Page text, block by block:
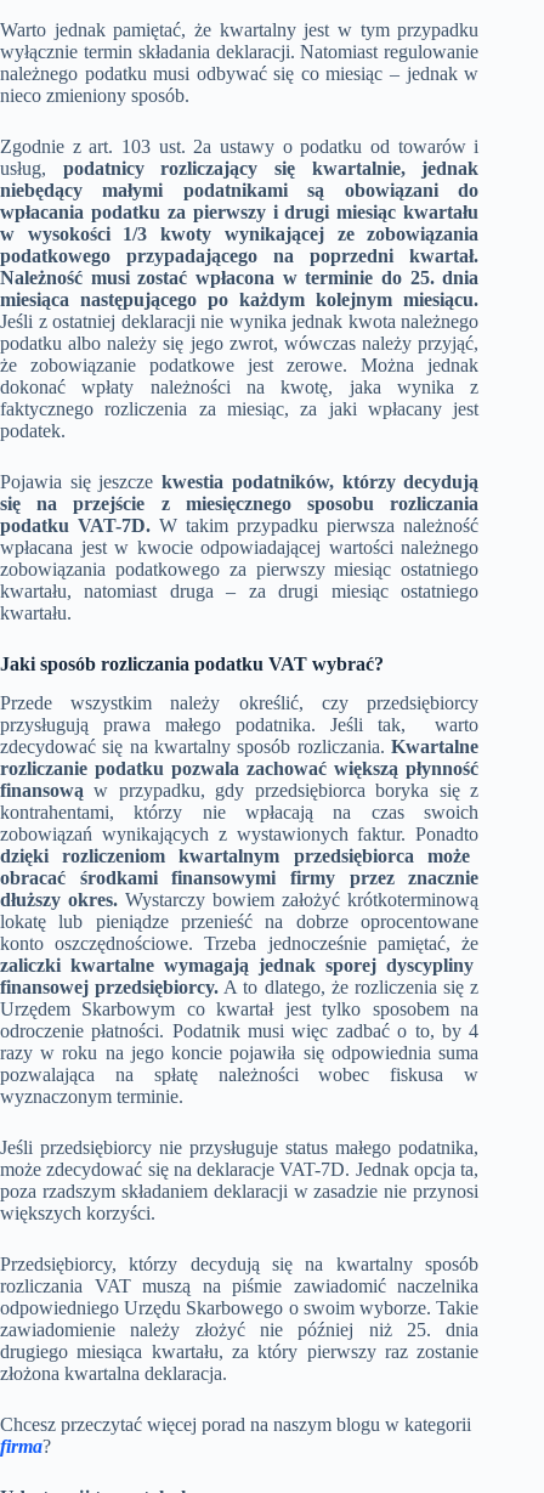
Warto jednak pamiętać, że kwartalny jest w tym przypadku
wyłącznie termin składania deklaracji. Natomiast regulowanie
należnego podatku musi odbywać się co miesiąc – jednak w
nieco zmieniony sposób.
Zgodnie z art. 103 ust. 2a ustawy o podatku od towarów i
usług, podatnicy rozliczający się kwartalnie, jednak
niebędący małymi podatnikami są obowiązani do
wpłacania podatku za pierwszy i drugi miesiąc kwartału
w wysokości 1/3 kwoty wynikającej ze zobowiązania
podatkowego przypadającego na poprzedni kwartał.
Należność musi zostać wpłacona w terminie do 25. dnia
miesiąca następującego po każdym kolejnym miesiącu.
Jeśli z ostatniej deklaracji nie wynika jednak kwota należnego
podatku albo należy się jego zwrot, wówczas należy przyjąć,
że zobowiązanie podatkowe jest zerowe. Można jednak
dokonać wpłaty należności na kwotę, jaka wynika z
faktycznego rozliczenia za miesiąc, za jaki wpłacany jest
podatek.
Pojawia się jeszczekwestia podatników, którzy decydują
się na przejście z miesięcznego sposobu rozliczania
podatku VAT-7D.W takim przypadku pierwsza należność
wpłacana jest w kwocie odpowiadającej wartości należnego
zobowiązania podatkowego za pierwszy miesiąc ostatniego
kwartału, natomiast druga – za drugi miesiąc ostatniego
kwartału.
Jaki sposób rozliczania podatku VAT wybrać?
Przede wszystkim należy określić, czy przedsiębiorcy
przysługują prawa małego podatnika. Jeśli tak, warto
zdecydować się na kwartalny sposób rozliczania.Kwartalne
rozliczanie podatku pozwala zachować większą płynność
finansową w przypadku, gdy przedsiębiorca boryka się z
kontrahentami, którzy nie wpłacają na czas swoich
zobowiązań wynikających z wystawionych faktur. Ponadto
dzięki rozliczeniom kwartalnym przedsiębiorca może
obracać środkami finansowymi firmy przez znacznie
dłuższy okres. Wystarczy bowiem założyć krótkoterminową
lokatę lub pieniądze przenieść na dobrze oprocentowane
konto oszczędnościowe. Trzeba jednocześnie pamiętać, że
zaliczki kwartalne wymagają jednak sporej dyscypliny
finansowej przedsiębiorcy. A to dlatego, że rozliczenia się z
Urzędem Skarbowym co kwartał jest tylko sposobem na
odroczenie płatności. Podatnik musi więc zadbać o to, by 4
razy w roku na jego koncie pojawiła się odpowiednia suma
pozwalająca na spłatę należności wobec fiskusa w
wyznaczonym terminie.
Jeśli przedsiębiorcy nie przysługuje status małego podatnika,
może zdecydować się na deklaracje VAT-7D. Jednak opcja ta,
poza rzadszym składaniem deklaracji w zasadzie nie przynosi
większych korzyści.
Przedsiębiorcy, którzy decydują się na kwartalny sposób
rozliczania VAT muszą na piśmie zawiadomić naczelnika
odpowiedniego Urzędu Skarbowego o swoim wyborze. Takie
zawiadomienie należy złożyć nie później niż 25. dnia
drugiego miesiąca kwartału, za który pierwszy raz zostanie
złożona kwartalna deklaracja.
Chcesz przeczytać więcej porad na naszym blogu w kategorii
firma?